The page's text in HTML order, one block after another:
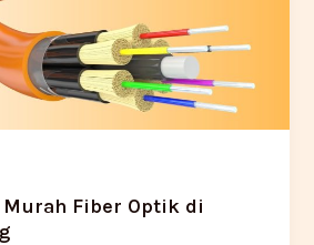
Fiber Optik di